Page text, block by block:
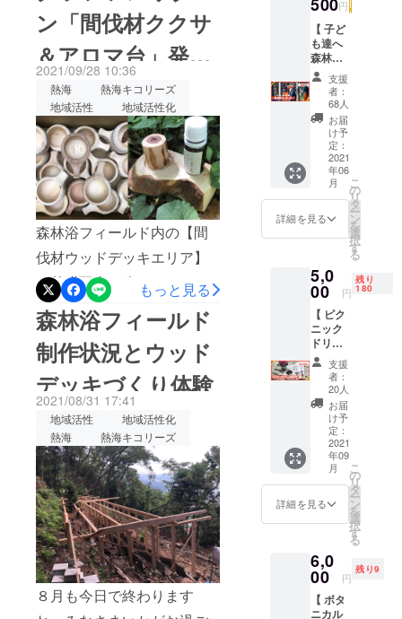
た際にお約束した「トイ
レ・ミニキッチン付き管理
棟」となる小屋 を整えてい
るのもあり、完成時期が遅
れております。完成目途は
４月末になります！じゃあ
いま、どんな状況なの？と
いうことで、「森林浴
フィールドの、いま」を紹
介させていただきます～！
いまの間伐材ウッドデッキ
です！熱海の街と海が一望
できます。しかも、最近こ
のもみの木の周りに８人掛
けのベンチも完成しまし
た。トイレとミニキッチン
付きの小屋も下から見ると
こんな感じです～。森の中
でお水が出る喜び、照明が
つくありがたさを実感して
ます・・・この小屋の小窓
からも、とっても素敵な眺
めが堪能できます。間伐材
ウッドデッキと、小屋の間
ン「間伐材ククサ
＆アロマ台」発送
遅延のお詫び
2021/09/28 10:36
熱海
熱海キコリーズ
地域活性
地域活性化
森林浴フィールド内の【間
伐材ウッドデッキエリア】
は基礎工事も終わりまし
た。熱海の街・海が見渡せ
る高さになります。9月中は
クラファンリターンの
『ウッドデッキづくり体
験』で約30人のみなさまに
もペンキ塗りでご参加いた
だきました。※その時の様子
の写真です。クラファンリ
ターン「間伐材ククサ・ア
ロマ台」発送遅延のお詫び
です。『間伐材ククサカッ
プ』と『ヒノキアロマ台
（橙アロマ精油付き）』は
もっと見る
森林浴フィールド
制作状況とウッド
デッキづくり体験
2021/08/31 17:41
地域活性
地域活性化
熱海
熱海キコリーズ
８月も今日で終わります
円
【 子ど
も達へ
森林体
験を贈
る 】 お
礼の
メッ
セージ
を送る
「シン
プルな
支援を
したい
人向け
のリ
ター
すが、
購入個
数と同
じ人数
の子ど
も達を
「森林
体験
ワーク
ショッ
プ」に
招待さ
せてい
ただき
ます。
子ども
達に未
を贈り
ません
か？
〈内
支援
者：
68人
お届
け予
定：
2021
年06
月
詳細を見る
こ
の
リ
タ
ー
ン
を
選
択
す
る
5,0
00 円
残り
180
【 ピク
ニック
ドリン
ク券 】
今回整
備する
『
ATAMI
Green
Field
with
Kicolly
s &
Marie
』のエ
リア内
「
Marie's
Kitchen
」で利
用でき
支援
者：
20人
お届
け予
定：
2021
年09
月
詳細を見る
こ
の
リ
タ
ー
ン
を
選
択
す
る
6,0
00 円
残り9
【 ボタ
ニカル